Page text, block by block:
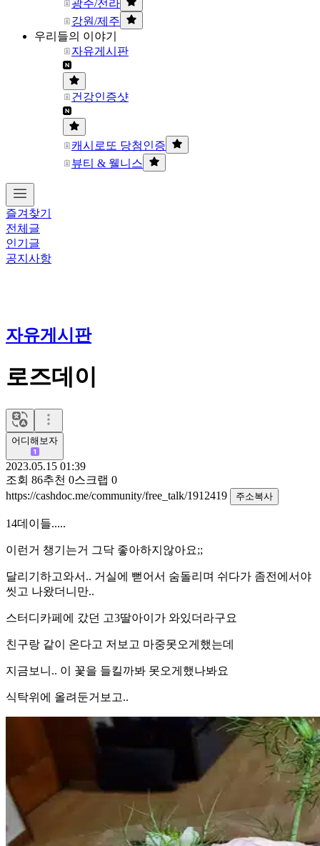
광주/전라
강원/제주
우리들의 이야기
자유게시판
건강인증샷
캐시로또 당첨인증
뷰티 & 웰니스
즐겨찾기
전체글
인기글
공지사항
자유게시판
로즈데이
어디해보자
2023.05.15 01:39
조회 86추천 0스크랩 0
https://cashdoc.me/community/free_talk/1912419
주소복사
14데이들.....
이런거 챙기는거 그닥 좋아하지않아요;;
달리기하고와서.. 거실에 뻗어서 숨돌리며 쉬다가 좀전에서야
씻고 나왔더니만..
스터디카페에 갔던 고3딸아이가 와있더라구요
친구랑 같이 온다고 저보고 마중못오게했는데
지금보니.. 이 꽃을 들킬까봐 못오게했나봐요
식탁위에 올려둔거보고..